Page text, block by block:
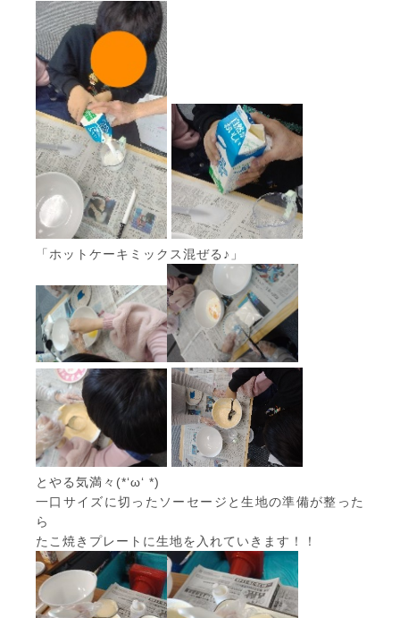
「ホットケーキミックス混ぜる♪」
とやる気満々(*‘ω‘ *)
一口サイズに切ったソーセージと生地の準備が整った
ら
たこ焼きプレートに生地を入れていきます！！